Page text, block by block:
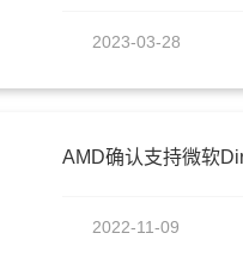
2023-03-28
AMD确认支持微软
2022-11-09